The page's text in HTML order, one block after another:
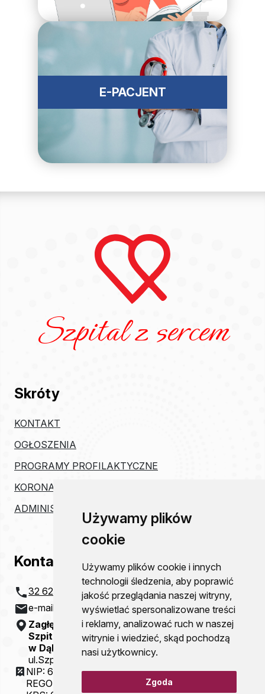
Używamy plików
cookie
Używamy plików cookie i innych
technologii śledzenia, aby poprawić
jakość przeglądania naszej witryny,
wyświetlać spersonalizowane treści
i reklamy, analizować ruch w naszej
witrynie i wiedzieć, skąd pochodzą
nasi użytkownicy.
Zgoda
E-PACJENT
Szpital z sercem
Skróty
KONTAKT
OGŁOSZENIA
PROGRAMY PROFILAKTYCZNE
KORONAWIRUS
ADMINISTRACJA
Kontakt
32 621 20 00
e-mail:
szpital@zco-dg.pl
Zagłębiowskie Centrum Onkologii
Szpital Specjalistyczny im. Sz. Starkiewicza
w Dąbrowie Górniczej
ul.Szpitalna 13
NIP: 6292115781
REGON: 000310077